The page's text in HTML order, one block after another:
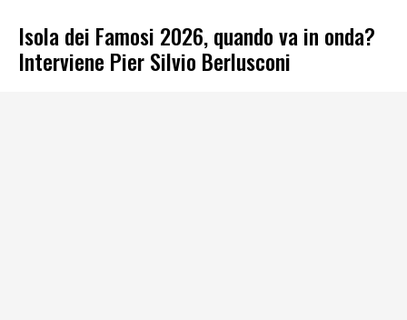
Isola dei Famosi 2026, quando va in onda?
Interviene Pier Silvio Berlusconi